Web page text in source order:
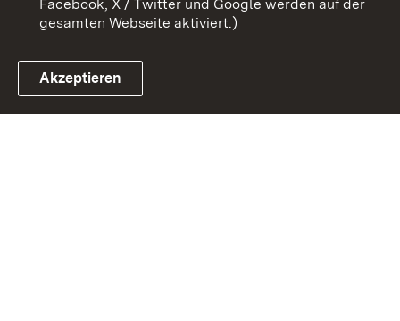
Link zum Landesportal
Facebook, X / Twitter und Google werden auf der
gesamten Webseite aktiviert.)
Akzeptieren